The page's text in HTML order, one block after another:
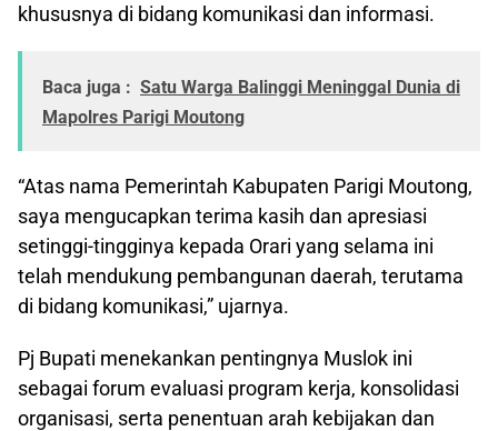
khususnya di bidang komunikasi dan informasi.
Baca juga : Satu Warga Balinggi Meninggal Dunia di
Mapolres Parigi Moutong
“Atas nama Pemerintah Kabupaten Parigi Moutong,
saya mengucapkan terima kasih dan apresiasi
setinggi-tingginya kepada Orari yang selama ini
telah mendukung pembangunan daerah, terutama
di bidang komunikasi,” ujarnya.
Pj Bupati menekankan pentingnya Muslok ini
sebagai forum evaluasi program kerja, konsolidasi
organisasi, serta penentuan arah kebijakan dan